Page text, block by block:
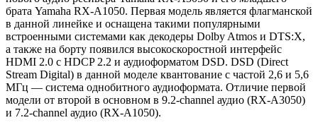
брата Yamaha RX-A1050. Первая модель является флагманской
в данной линейке и оснащена такими популярными
встроенными системами как декодеры Dolby Atmos и DTS:X,
а также на борту появился высокоскоростной интерфейс
HDMI 2.0 с HDCP 2.2 и аудиоформатом DSD. DSD (Direct
Stream Digital) в данной моделе квантование с частой 2,6 и 5,6
МГц — система однобитного аудиоформата. Отличие первой
модели от второй в основном в 9.2-channel аудио (RX-A3050)
и 7.2-channel аудио (RX-A1050).